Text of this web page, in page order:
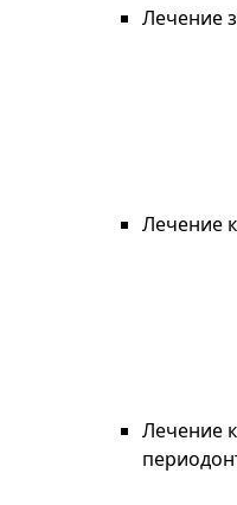
Лечение
Лечение
Лечение